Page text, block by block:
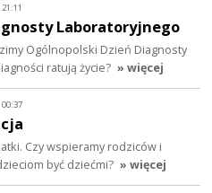
Laboratoryjnego
Ogólnopolski Dzień Diagnosty
ratują życie? » więcej
00:37
Czy wspieramy rodziców i
być dziećmi? » więcej